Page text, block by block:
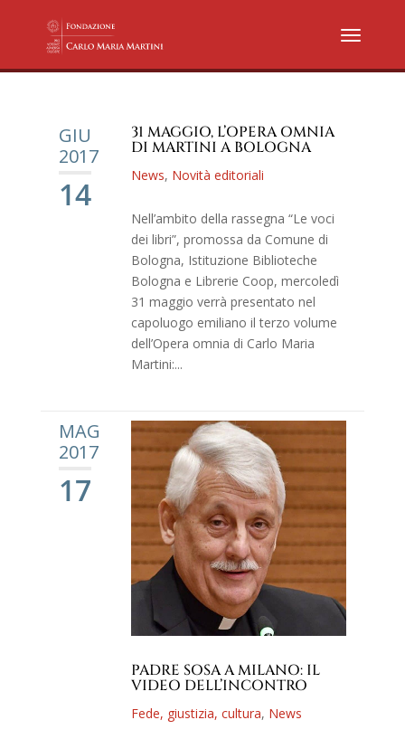
GIU
2017
14
31 MAGGIO, L’OPERA OMNIA
DI MARTINI A BOLOGNA
News, Novità editoriali
Nell’ambito della rassegna “Le voci
dei libri”, promossa da Comune di
Bologna, Istituzione Biblioteche
Bologna e Librerie Coop, mercoledì
31 maggio verrà presentato nel
capoluogo emiliano il terzo volume
dell’Opera omnia di Carlo Maria
Martini:...
MAG
2017
17
PADRE SOSA A MILANO: IL
VIDEO DELL’INCONTRO
Fede, giustizia, cultura, News